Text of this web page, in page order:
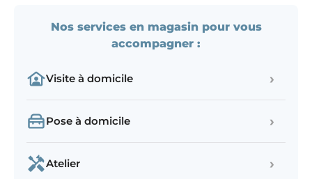
Nos services en magasin pour vous
accompagner :
Visite à domicile ›
Pose à domicile ›
Atelier ›